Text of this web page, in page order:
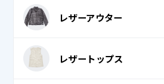
白衣 / スクラブ
法被 (はっぴ)
ネクタイ・リボン
ハンカチ
毛皮ボレロ
毛皮ワンピース
袷 (小紋・紬)
腰巻 (裾よけ)
レザーアウター
レザーコート (革コート)
レザートップス